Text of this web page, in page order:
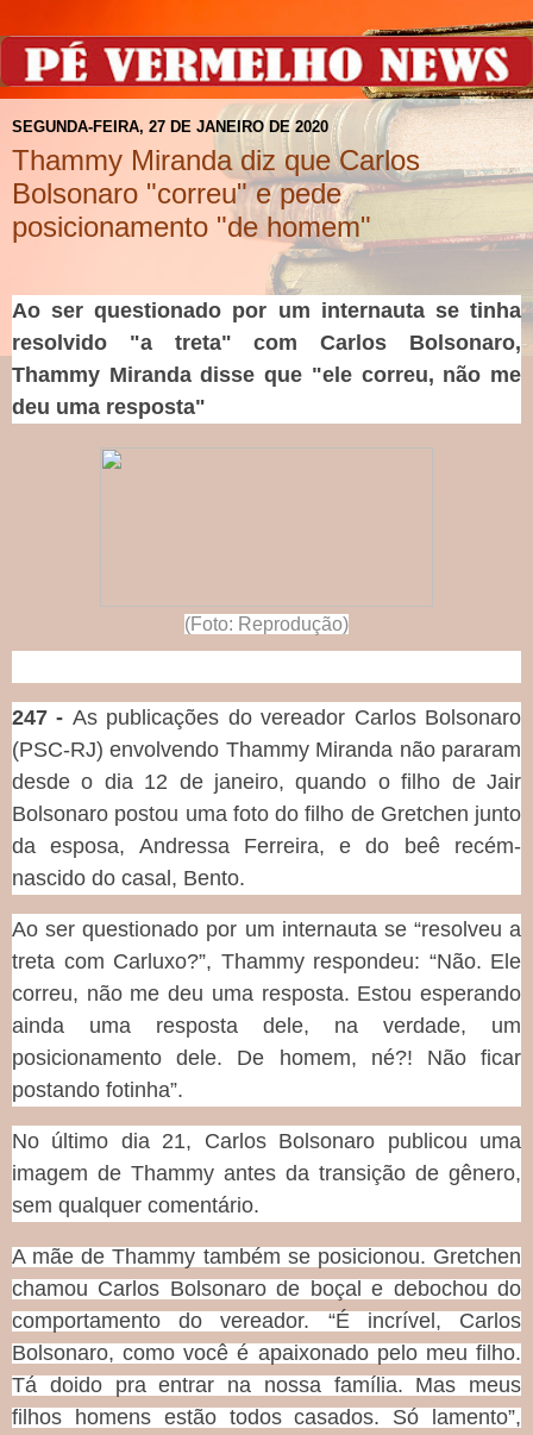
SEGUNDA-FEIRA, 27 DE JANEIRO DE 2020
Thammy Miranda diz que Carlos
Bolsonaro "correu" e pede
posicionamento "de homem"
Ao ser questionado por um internauta se tinha
resolvido "a treta" com Carlos Bolsonaro,
Thammy Miranda disse que "ele correu, não me
deu uma resposta"
(Foto: Reprodução)
247 - As publicações do vereador Carlos Bolsonaro
(PSC-RJ) envolvendo Thammy Miranda não pararam
desde o dia 12 de janeiro, quando o filho de Jair
Bolsonaro postou uma foto do filho de Gretchen junto
da esposa, Andressa Ferreira, e do beê recém-
nascido do casal, Bento.
Ao ser questionado por um internauta se “resolveu a
treta com Carluxo?”, Thammy respondeu: “Não. Ele
correu, não me deu uma resposta. Estou esperando
ainda uma resposta dele, na verdade, um
posicionamento dele. De homem, né?! Não ficar
postando fotinha”.
No último dia 21, Carlos Bolsonaro publicou uma
imagem de Thammy antes da transição de gênero,
sem qualquer comentário.
A mãe de Thammy também se posicionou. Gretchen
chamou Carlos Bolsonaro de boçal e debochou do
comportamento do vereador. “É incrível, Carlos
Bolsonaro, como você é apaixonado pelo meu filho.
Tá doido pra entrar na nossa família. Mas meus
filhos homens estão todos casados. Só lamento”,